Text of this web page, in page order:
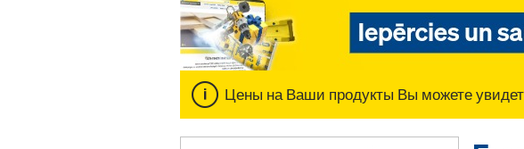
Цены на Ваши продукты Вы можете